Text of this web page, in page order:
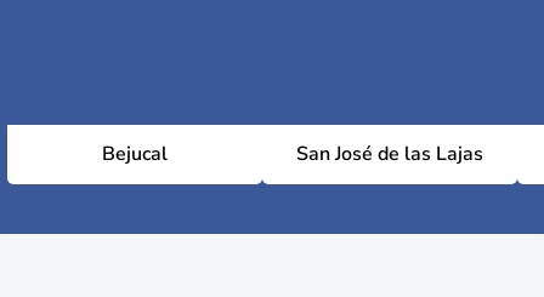
Bejucal San José de las Lajas